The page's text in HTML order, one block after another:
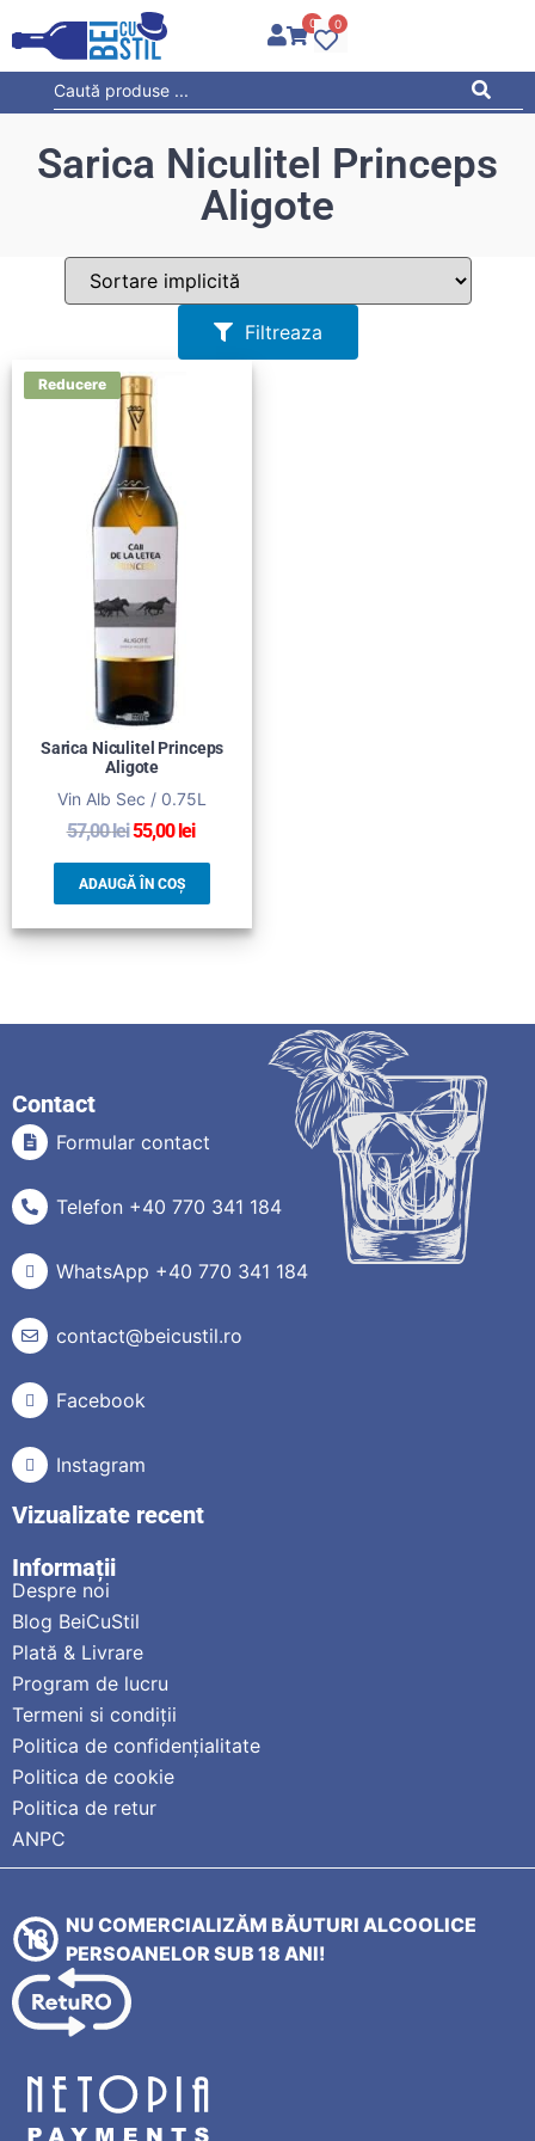
0 0
Sarica Niculitel Princeps
Aligote
Filtreaza
Sarica Niculitel Princeps
Aligote
Vin Alb Sec / 0.75L
57,00lei55,00lei
ADAUGĂ ÎN COȘ
Contact
Formular contact
Telefon +40 770 341 184
WhatsApp +40 770 341 184
contact@beicustil.ro
Facebook
Instagram
Vizualizate recent
Informații
Despre noi
Blog BeiCuStil
Plată & Livrare
Program de lucru
Termeni si condiții
Politica de confidențialitate
Politica de cookie
Politica de retur
ANPC
NU COMERCIALIZĂM BĂUTURI ALCOOLICE
PERSOANELOR SUB 18 ANI!